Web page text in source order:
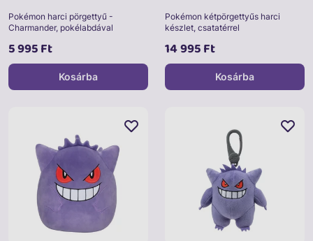
Pokémon harci pörgettyű -
Charmander, pokélabdával
5 995 Ft
Kosárba
Pokémon kétpörgettyűs harci
készlet, csatatérrel
14 995 Ft
Kosárba